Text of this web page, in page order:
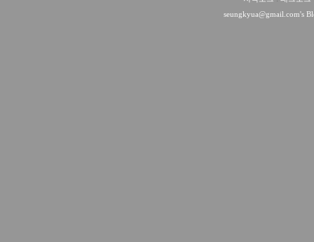
seungkyua@gmail.com's